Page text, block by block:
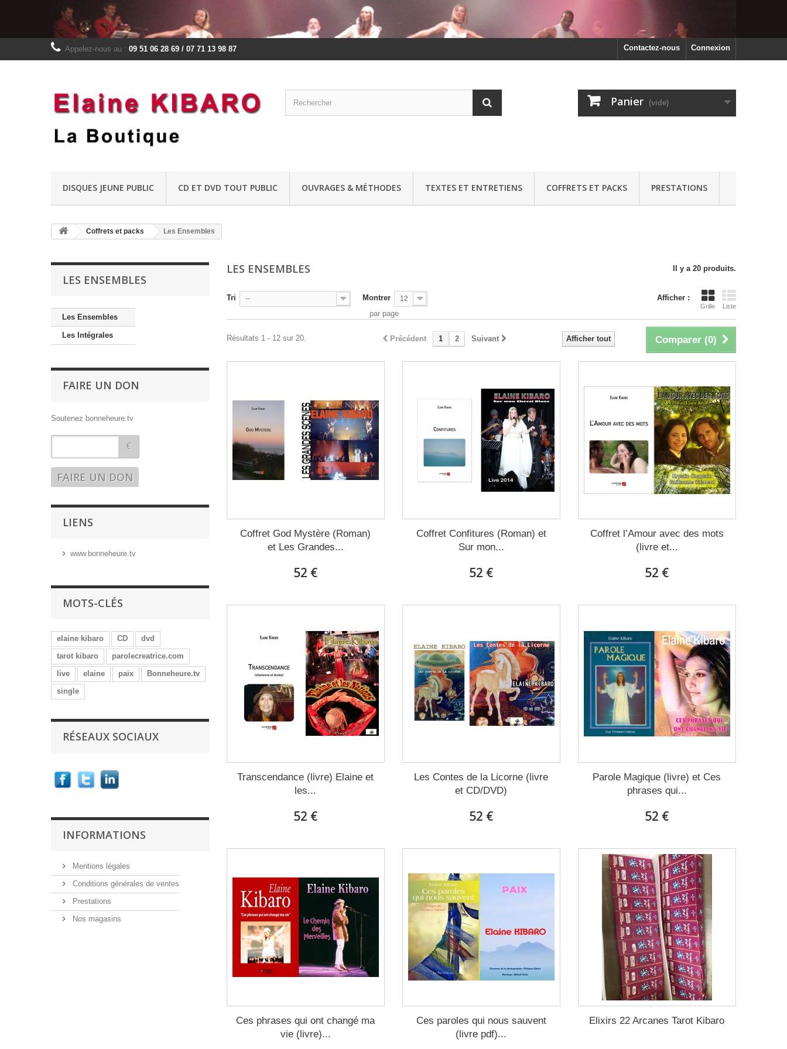
Connexion
Contactez-nous
Appelez-nous au : 09 51 06 28 69 / 07 71 13 98 87
Panier (vide)
DISQUES JEUNE PUBLIC CD ET DVD TOUT PUBLIC OUVRAGES & MÉTHODES TEXTES ET ENTRETIENS COFFRETS ET PACKS PRESTATIONS
Coffrets et packs Les Ensembles
LES ENSEMBLES
Les Ensembles
Les Intégrales
FAIRE UN DON
Soutenez bonneheure.tv
€
LIENS
www.bonneheure.tv
MOTS-CLÉS
elaine kibaro CD
dvd
tarot kibaro
parolecreatrice.com
live
elaine paix
Bonneheure.tv
single
RÉSEAUX SOCIAUX
INFORMATIONS
Mentions légales
Conditions générales de ventes
Prestations
Nos magasins
LES ENSEMBLES Il y a 20 produits.
Afficher :
Grille Liste
Tri -- Montrer 12
par page
Comparer (0)
Afficher tout
Précédent 1 2 Suivant
Résultats 1 - 12 sur 20.
Coffret God Mystère (Roman)
et Les Grandes...
52 €
Coffret Confitures (Roman) et
Sur mon...
52 €
Coffret l’Amour avec des mots
(livre et...
52 €
Transcendance (livre) Elaine et
les...
52 €
Les Contes de la Licorne (livre
et CD/DVD)
52 €
Parole Magique (livre) et Ces
phrases qui...
52 €
Ces phrases qui ont changé ma
vie (livre)...
Ces paroles qui nous sauvent
(livre pdf)...
Elixirs 22 Arcanes Tarot Kibaro